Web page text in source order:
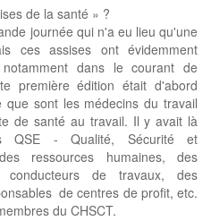
de la santé » ?
journée qui n'a eu lieu qu'une
ces assises ont évidemment
dans le courant de
première édition était d'abord
sont les médecins du travail
de santé au travail. Il y avait là
QSE - Qualité, Sécurité et
ressources humaines, des
conducteurs de travaux, des
de centres de profit, etc.
du CHSCT.